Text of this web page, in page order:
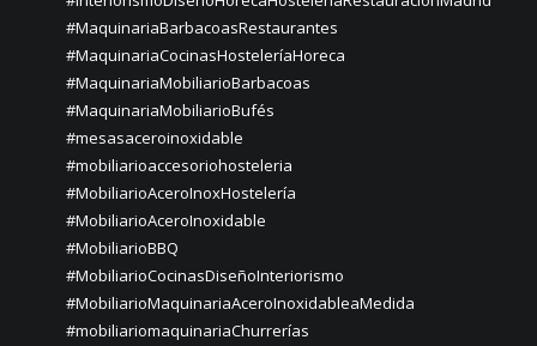
#MaquinariaBarbacoasRestaurantes
#MaquinariaCocinasHosteleríaHoreca
#MaquinariaMobiliarioBarbacoas
#MaquinariaMobiliarioBufés
#mesasaceroinoxidable
#mobiliarioaccesoriohosteleria
#MobiliarioAceroInoxHostelería
#MobiliarioAceroInoxidable
#MobiliarioBBQ
#MobiliarioCocinasDiseñoInteriorismo
#MobiliarioMaquinariaAceroInoxidableaMedida
#mobiliariomaquinariaChurrerías